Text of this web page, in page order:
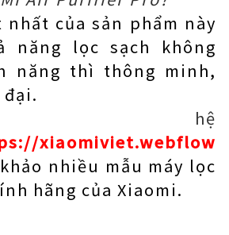
của sản phẩm này
năng lọc sạch không
năng thì thông minh,
hệ
xiaomiviet.webflow
nhiều mẫu máy lọc
hãng của Xiaomi.